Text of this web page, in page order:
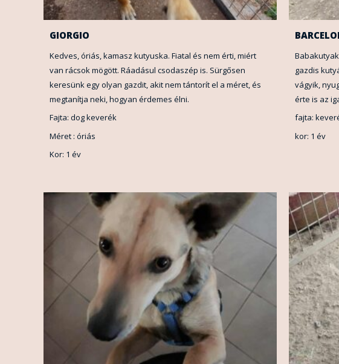
GIORGIO
Kedves, óriás, kamasz kutyuska. Fiatal és nem érti, miért
van rácsok mögött. Ráadásul csodaszép is. Sürgősen
keresünk egy olyan gazdit, akit nem tántorít el a méret, és
megtanítja neki, hogyan érdemes élni.
Fajta: dog keverék
Méret : óriás
Kor: 1 év
gazdis
vágyik,
érte is az
fajta:
kor: 1 év